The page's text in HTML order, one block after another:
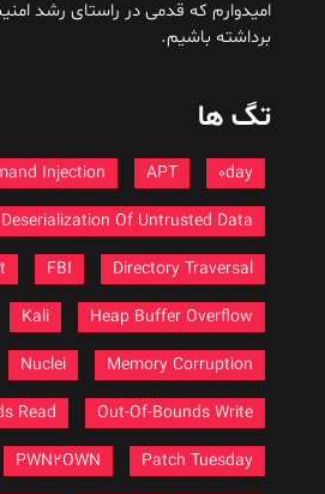
امیدوارم که قدمی در راستای رشد امنیت
برداشته باشیم.
تگ ها
Injection
Deserialization Of Untrusted Data
Directory Traversal
Heap Buffer Overflow
Memory Corruption
Nuclei
Out-Of-Bounds Write
Read
Patch Tuesday
PWN2OWN